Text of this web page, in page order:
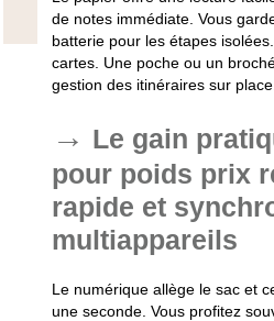
de notes immédiate. Vous
batterie pour les étapes isolées.
cartes. Une poche ou un
gestion des itinéraires sur place.
Le gain
pour poids prix
rapide et
multiappareils
Le numérique allège le sac et
une seconde. Vous profitez